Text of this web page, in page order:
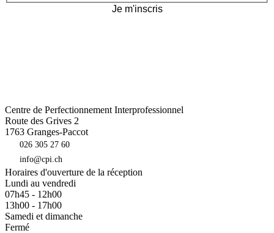
Je m'inscris
Centre de Perfectionnement Interprofessionnel
Route des Grives 2
1763 Granges-Paccot
026 305 27 60
info@cpi.ch
Horaires d'ouverture de la réception
Lundi au vendredi
07h45 - 12h00
13h00 - 17h00
Samedi et dimanche
Fermé